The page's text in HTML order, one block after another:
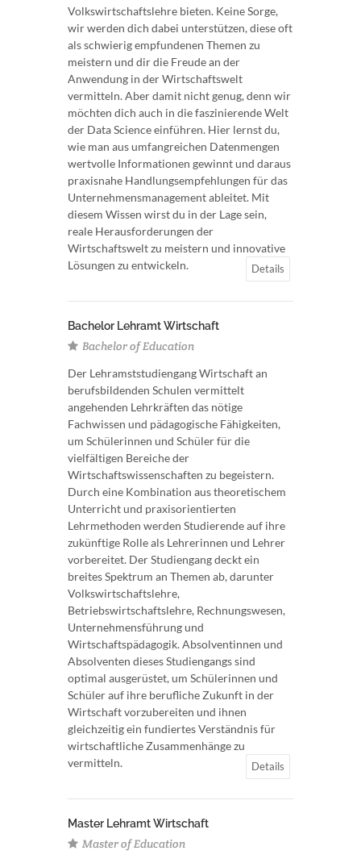
Volkswirtschaftslehre bieten. Keine Sorge,
wir werden dich dabei unterstützen, diese oft
als schwierig empfundenen Themen zu
meistern und dir die Freude an der
Anwendung in der Wirtschaftswelt
vermitteln. Aber damit nicht genug, denn wir
möchten dich auch in die faszinierende Welt
der Data Science einführen. Hier lernst du,
wie man aus umfangreichen Datenmengen
wertvolle Informationen gewinnt und daraus
praxisnahe Handlungsempfehlungen für das
Unternehmensmanagement ableitet. Mit
diesem Wissen wirst du in der Lage sein,
reale Herausforderungen der
Wirtschaftswelt zu meistern und innovative
Lösungen zu entwickeln.
Details
Bachelor Lehramt Wirtschaft
Bachelor of Education
Der Lehramststudiengang Wirtschaft an
berufsbildenden Schulen vermittelt
angehenden Lehrkräften das nötige
Fachwissen und pädagogische Fähigkeiten,
um Schülerinnen und Schüler für die
vielfältigen Bereiche der
Wirtschaftswissenschaften zu begeistern.
Durch eine Kombination aus theoretischem
Unterricht und praxisorientierten
Lehrmethoden werden Studierende auf ihre
zukünftige Rolle als Lehrerinnen und Lehrer
vorbereitet. Der Studiengang deckt ein
breites Spektrum an Themen ab, darunter
Volkswirtschaftslehre,
Betriebswirtschaftslehre, Rechnungswesen,
Unternehmensführung und
Wirtschaftspädagogik. Absolventinnen und
Absolventen dieses Studiengangs sind
optimal ausgerüstet, um Schülerinnen und
Schüler auf ihre berufliche Zukunft in der
Wirtschaft vorzubereiten und ihnen
gleichzeitig ein fundiertes Verständnis für
wirtschaftliche Zusammenhänge zu
vermitteln.
Details
Master Lehramt Wirtschaft
Master of Education